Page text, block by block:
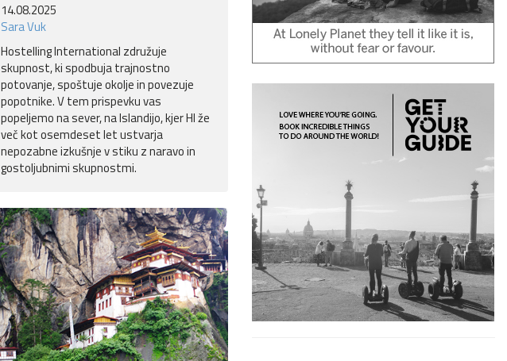
14.08.2025
Sara Vuk
Hostelling International združuje
skupnost, ki spodbuja trajnostno
potovanje, spoštuje okolje in povezuje
popotnike. V tem prispevku vas
popeljemo na sever, na Islandijo, kjer HI že
več kot osemdeset let ustvarja
nepozabne izkušnje v stiku z naravo in
gostoljubnimi skupnostmi.